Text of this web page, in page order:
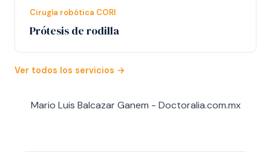
Cirugía robótica CORI
Prótesis de rodilla
Ver todos los servicios →
Mario Luis Balcazar Ganem - Doctoralia.com.mx